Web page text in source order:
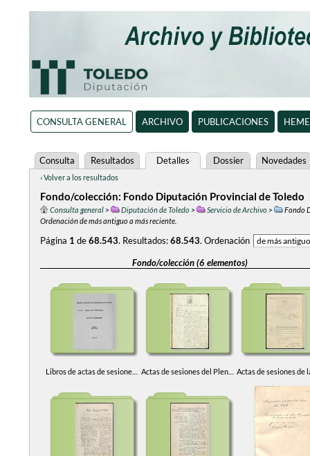
CONSULTA GENERAL ARCHIVO PUBLICACIONES
Consulta Resultados Detalles Dossier Novedades
‹ Volver a los resultados
Fondo/colección: Fondo Diputación Provincial de Toledo
Consulta general> Diputación de Toledo> Servicio de Archivo>
Fondo
Ordenación de más antiguo a más reciente.
Página 1 de68.543. Resultados:68.543. Ordenación
Fondo/colección (6 elementos)